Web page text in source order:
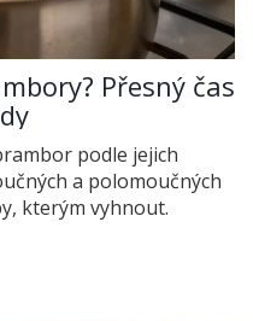
Přesný čas
podle jejich
a polomoučných
kterým vyhnout.